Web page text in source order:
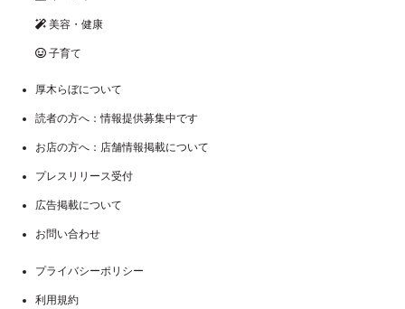
美容・健康
子育て
厚木らぼについて
読者の方へ：情報提供募集中です
お店の方へ：店舗情報掲載について
プレスリリース受付
広告掲載について
お問い合わせ
プライバシーポリシー
利用規約